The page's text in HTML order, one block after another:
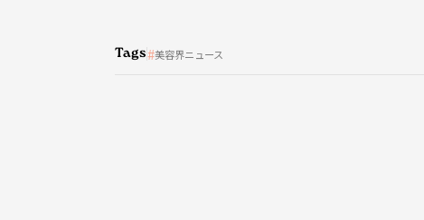
Tags 美容界ニュース